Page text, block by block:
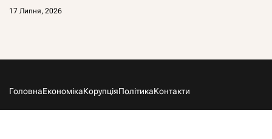
17 Липня, 2026
ГоловнаЕкономікаКорупціяПолітикаКонтакти